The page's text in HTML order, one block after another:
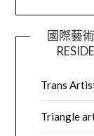
國際藝
Trans
Triangle